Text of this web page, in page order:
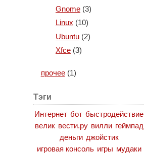
Gnome(3)
Linux (10)
Ubuntu(2)
Xfce(3)
прочее(1)
Тэги
Интернет бот быстродействие
велик вести.ру вилли геймпад
деньги джойстик
игровая консоль игры мудаки